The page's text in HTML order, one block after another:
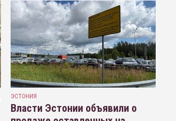
ЭСТОНИЯ
Власти Эстонии объявили о